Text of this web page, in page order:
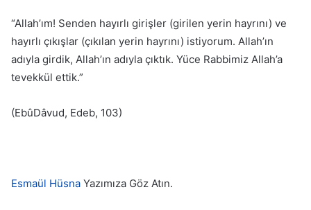
“Allah’ım! Senden hayırlı girişler (girilen yerin hayrını) ve
hayırlı çıkışlar (çıkılan yerin hayrını) istiyorum. Allah’ın
adıyla girdik, Allah’ın adıyla çıktık. Yüce Rabbimiz Allah’a
tevekkül ettik.”
(EbûDâvud, Edeb, 103)
Esmaül Hüsna Yazımıza Göz Atın.